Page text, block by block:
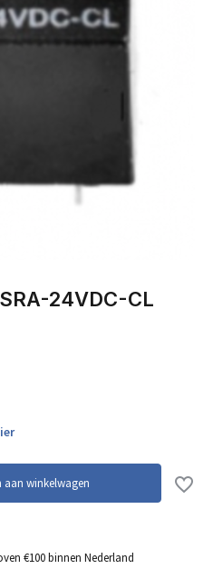
24VDC-CL
aan winkelwagen
€100 binnen Nederland